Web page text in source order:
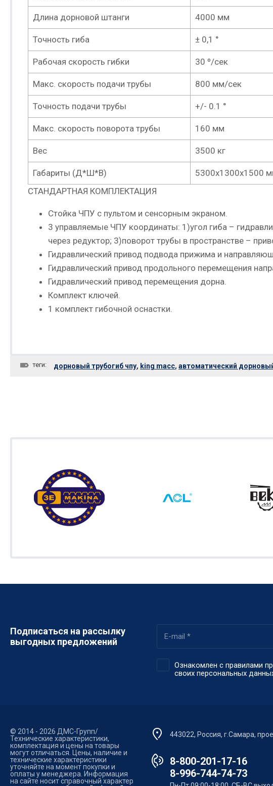
Длина дорновой штанги 4000 мм
Точность гиба ± 0,1 °
Рабочая скорость гибки 30 º/сек
Макс. скорость подачи трубы 800 мм/сек
Точность подачи трубы +/- 0.1 °
Макс. скорость поворота трубы 160 мм
Вес 3500 кг
Габариты (Д*Ш*В)
5300x1300x1500
СТАНДАРТНАЯ КОМПЛЕКТАЦИЯ
Cтойка ЧПУ с пультом и сенсорным экраном.
3 управляемые ЧПУ координаты: 1)угол гиба –
через редуктор; 3)поворот трубы в пространстве –
Гидравлический привод подвода прижима и
Гидравлический привод продольного перемещения
Гидравлический привод перемещения дорна.
Комплект ключей.
1 комплект гибочной оснастки.
теги: дорновый трубогиб чпу, king macc, автоматический
Подписаться на рассылку
выгодных предложений
Ознакомлен с правилами
своих персональных
© 2014 - 2026 ДМС-Групп/
Технические характеристики,
комплектация и цены на товары
могут отличаться. Цены, наличие и
технические характеристики
уточняйте на момент покупки и
оплаты у менеджера. Информация
на сайте носит справочный характер
443022, Россия, г.Самара,
8-800-201-17-16
8-996-744-74-73